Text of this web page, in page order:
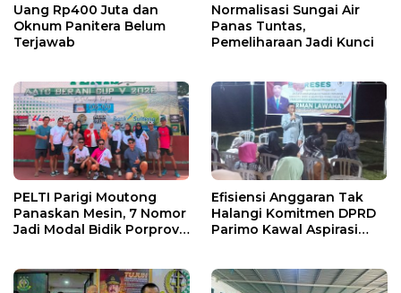
Uang Rp400 Juta dan
Oknum Panitera Belum
Terjawab
Normalisasi Sungai Air
Panas Tuntas,
Pemeliharaan Jadi Kunci
PELTI Parigi Moutong
Panaskan Mesin, 7 Nomor
Jadi Modal Bidik Porprov
Efisiensi Anggaran Tak
Halangi Komitmen DPRD
Parimo Kawal Aspirasi